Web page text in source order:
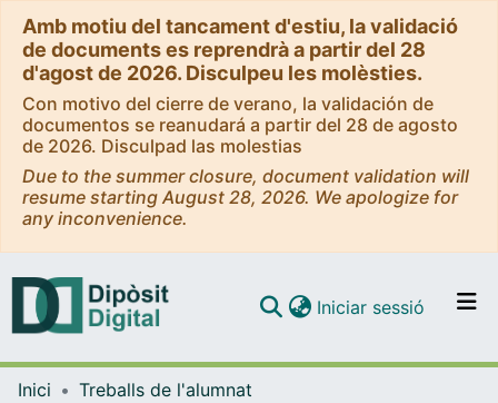
Amb motiu del tancament d'estiu, la validació
de documents es reprendrà a partir del 28
d'agost de 2026. Disculpeu les molèsties.
Con motivo del cierre de verano, la validación de
documentos se reanudará a partir del 28 de agosto
de 2026. Disculpad las molestias
Due to the summer closure, document validation will
resume starting August 28, 2026. We apologize for
any inconvenience.
Navega per tot el DD
Iniciar sessió (current)
Inici
Treballs de l'alumnat